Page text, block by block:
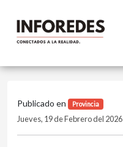
Publicado en Provincia
Jueves, 19 de Febrero del 2026